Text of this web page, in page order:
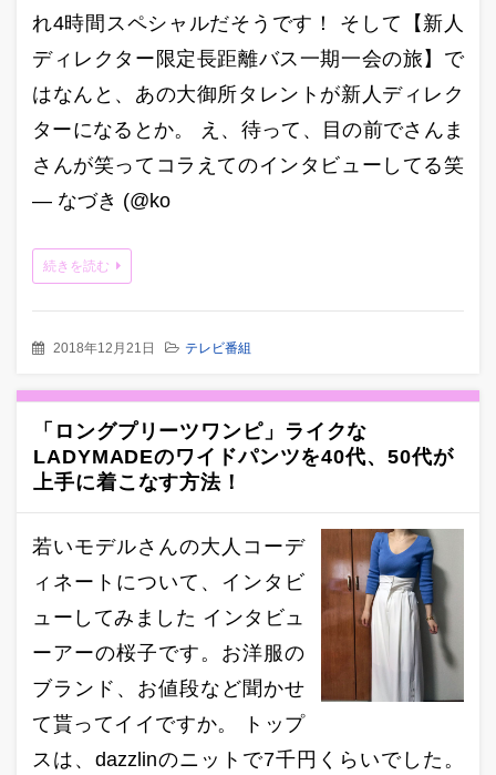
れ4時間スペシャルだそうです！ そして【新人
ディレクター限定長距離バス一期一会の旅】で
はなんと、あの大御所タレントが新人ディレク
ターになるとか。 え、待って、目の前でさんま
さんが笑ってコラえてのインタビューしてる笑
— なづき (@ko
続きを読む
2018年12月21日 テレビ番組
「ロングプリーツワンピ」ライクな
LADYMADEのワイドパンツを40代、50代が
上手に着こなす方法！
若いモデルさんの大人コーデ
ィネートについて、インタビ
ューしてみました インタビュ
ーアーの桜子です。お洋服の
ブランド、お値段など聞かせ
て貰ってイイですか。 トップ
スは、dazzlinのニットで7千円くらいでした。